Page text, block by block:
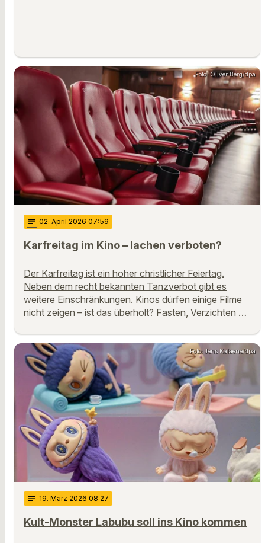
Foto: Oliver Berg/dpa
notes 02. April 2026 07:59
Karfreitag im Kino – lachen verboten?
Der Karfreitag ist ein hoher christlicher Feiertag.
Neben dem recht bekannten Tanzverbot gibt es
weitere Einschränkungen. Kinos dürfen einige Filme
nicht zeigen – ist das überholt? Fasten, Verzichten …
Foto: Jens Kalaene/dpa
notes 19. März 2026 08:27
Kult-Monster Labubu soll ins Kino kommen